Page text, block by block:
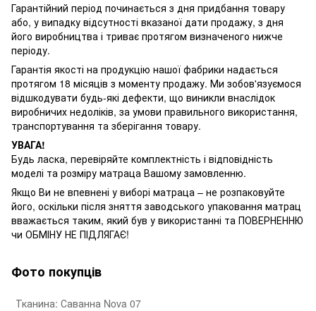
Гарантійний період починається з дня придбання товару
або, у випадку відсутності вказаної дати продажу, з дня
його виробництва і триває протягом визначеного нижче
періоду.
Гарантія якості на продукцію нашої фабрики надається
протягом 18 місяців з моменту продажу. Ми зобов'язуємося
відшкодувати будь-які дефекти, що виникли внаслідок
виробничих недоліків, за умови правильного використання,
транспортування та зберігання товару.
УВАГА!
Будь ласка, перевіряйте комплектність і відповідність
моделі та розміру матраца Вашому замовленню.
Якщо Ви не впевнені у виборі матраца – не розпаковуйте
його, оскільки після зняття заводського упаковання матрац
вважається таким, який був у використанні та ПОВЕРНЕННЮ
чи ОБМІНУ НЕ ПІДЛЯГАЄ!
Фото покупців
Тканина: Саванна Nova 07